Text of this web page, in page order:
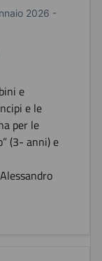
2026 -
e
e le
per le
(3- anni) e